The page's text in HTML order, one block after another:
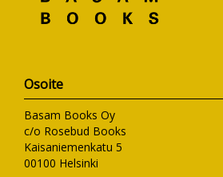
Osoite
Basam Books Oy
c/o Rosebud Books
Kaisaniemenkatu 5
00100 Helsinki